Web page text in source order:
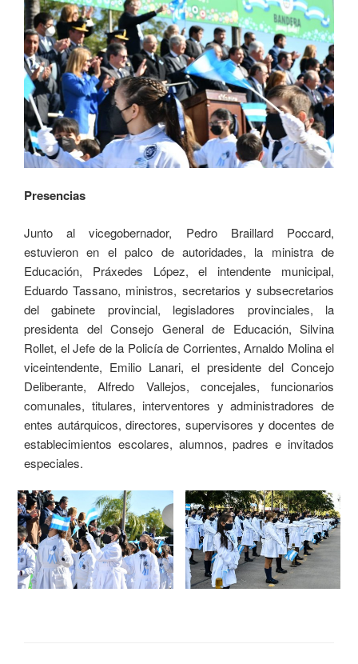
Presencias
Junto al vicegobernador, Pedro Braillard Poccard,
estuvieron en el palco de autoridades, la ministra de
Educación, Práxedes López, el intendente municipal,
Eduardo Tassano, ministros, secretarios y subsecretarios
del gabinete provincial, legisladores provinciales, la
presidenta del Consejo General de Educación, Silvina
Rollet, el Jefe de la Policía de Corrientes, Arnaldo Molina el
viceintendente, Emilio Lanari, el presidente del Concejo
Deliberante, Alfredo Vallejos, concejales, funcionarios
comunales, titulares, interventores y administradores de
entes autárquicos, directores, supervisores y docentes de
establecimientos escolares, alumnos, padres e invitados
especiales.